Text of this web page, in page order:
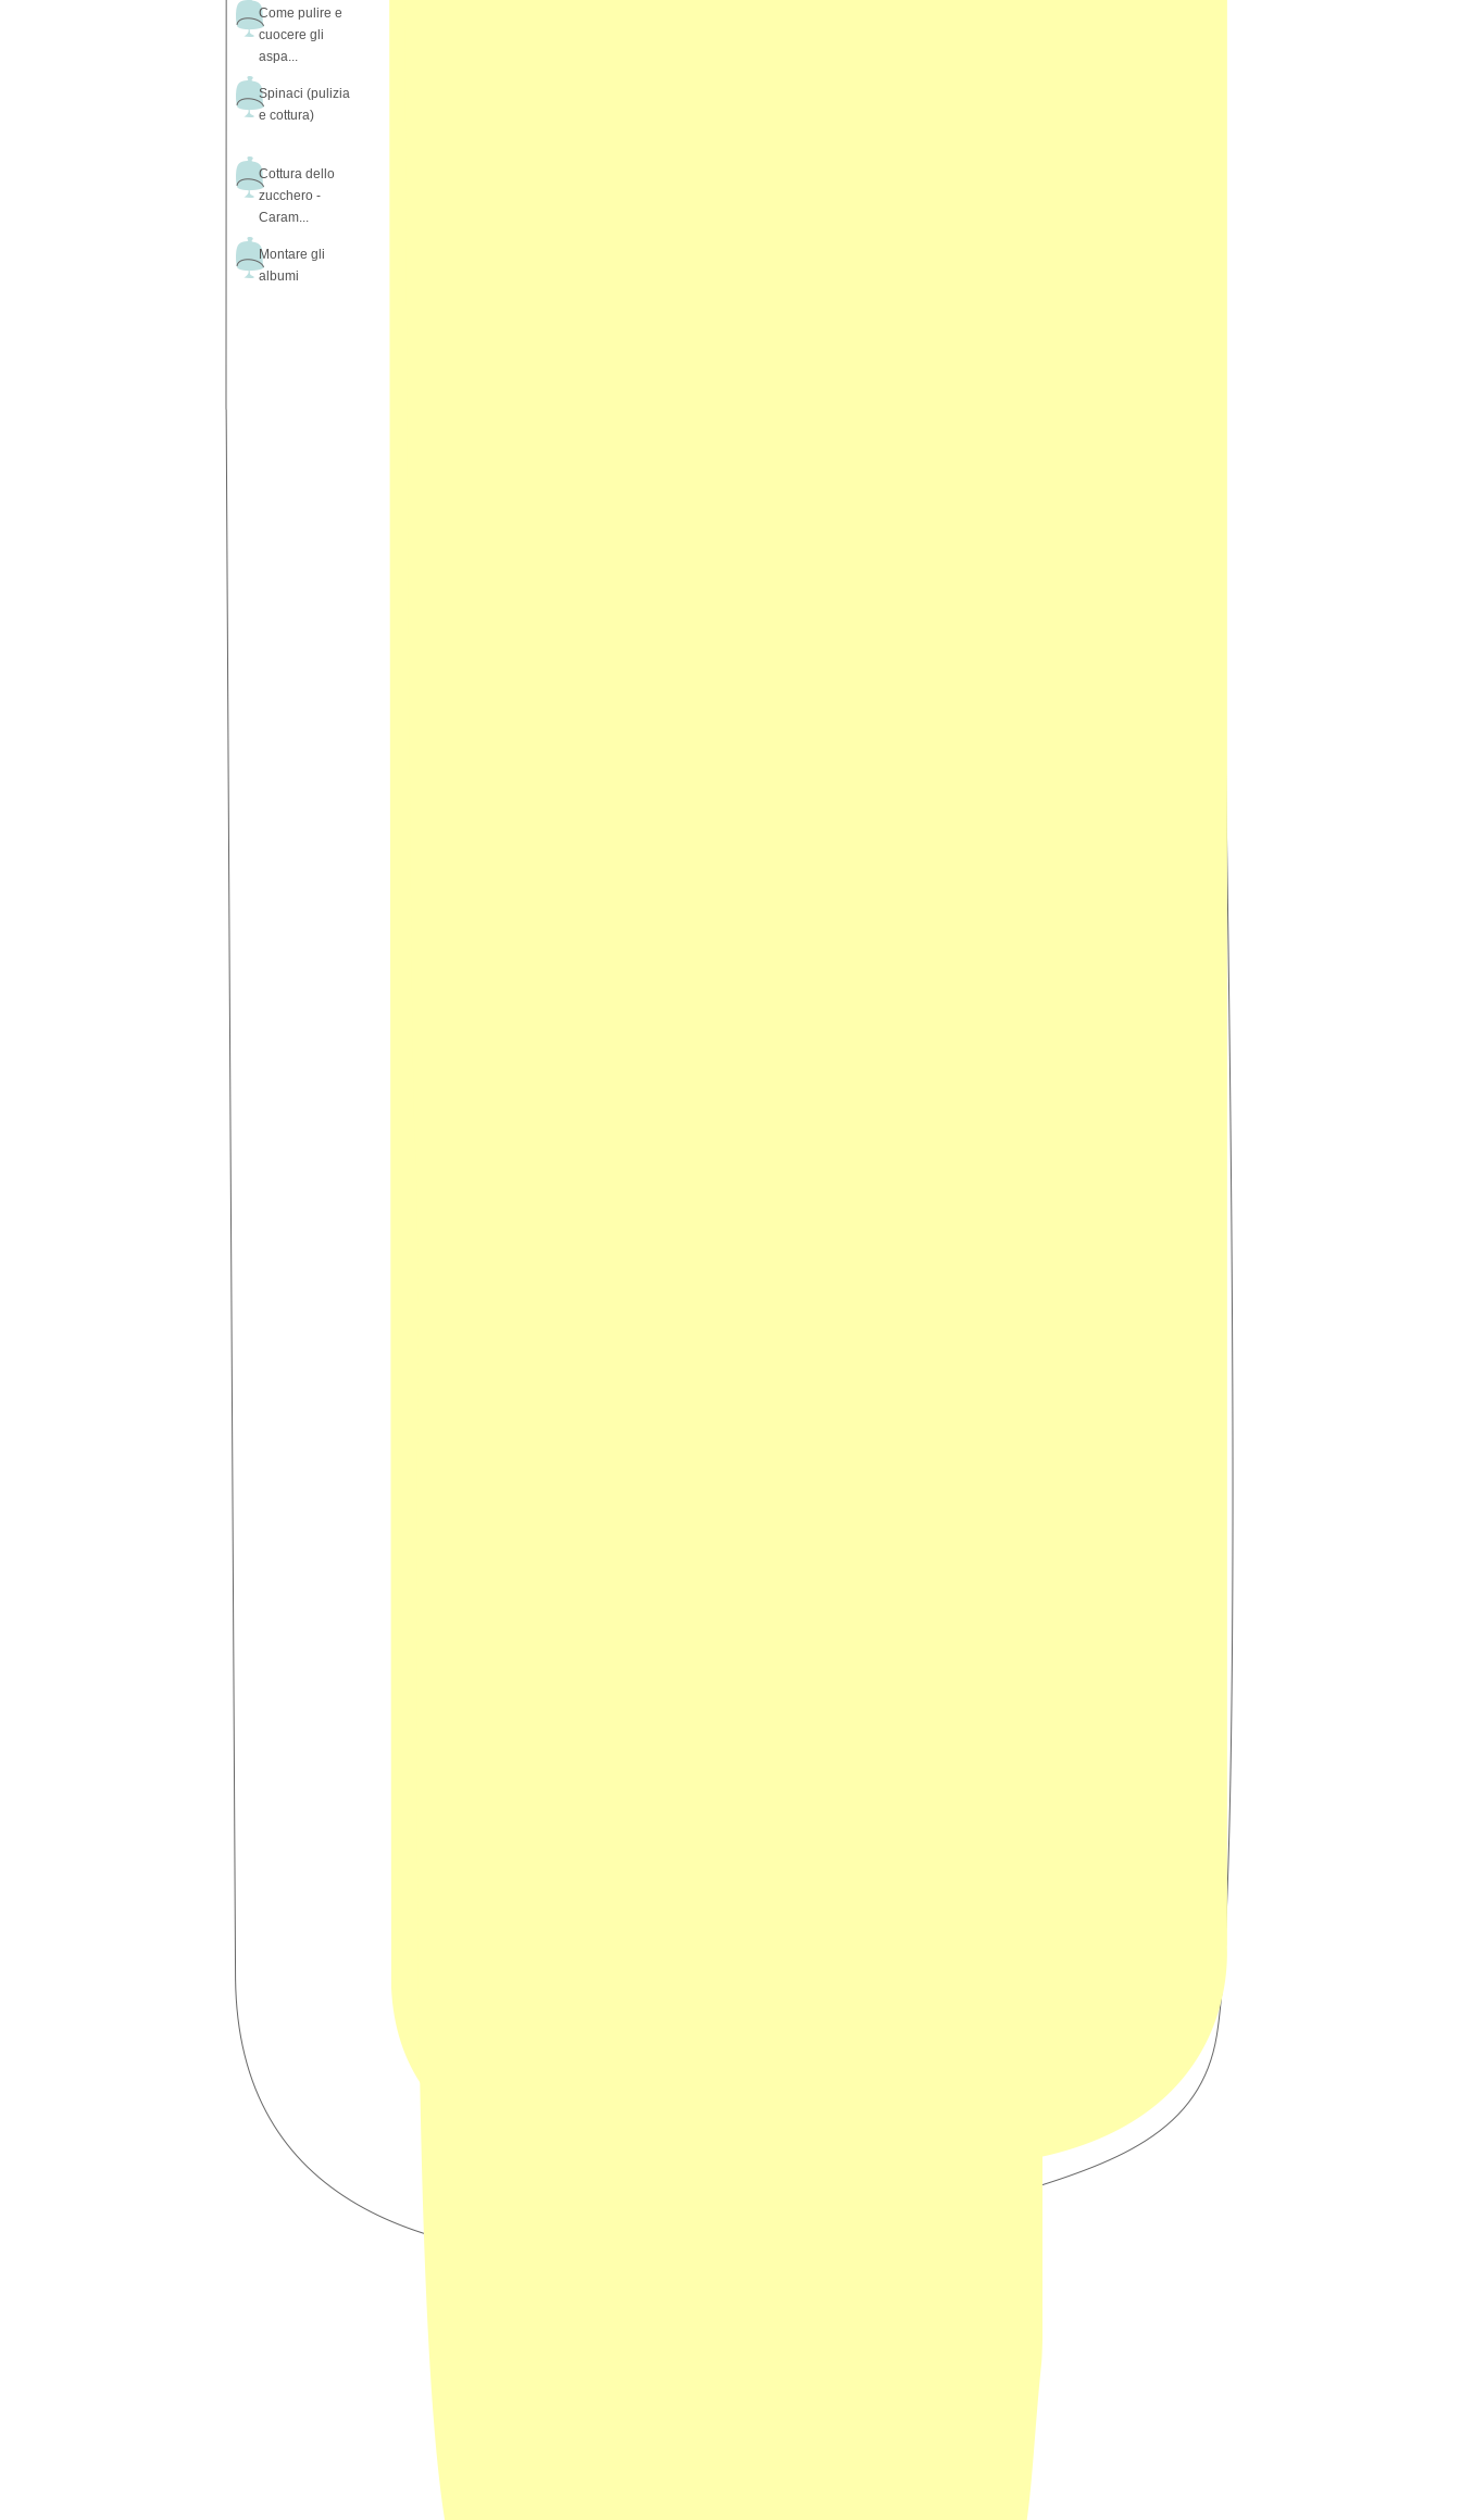
Come pulire e
cuocere gli
aspa...
Spinaci (pulizia
e cottura)
Cottura dello
zucchero -
Caram...
Montare gli
albumi